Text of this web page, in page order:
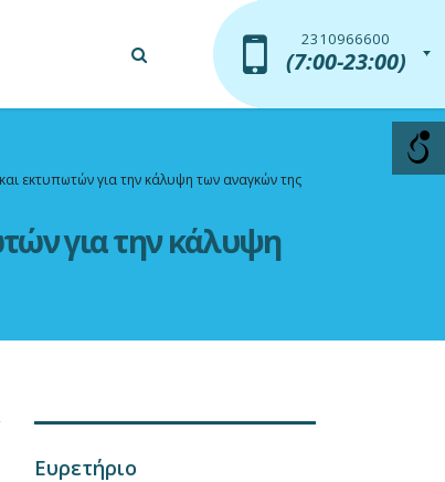
2310966600
(7:00-23:00)
2310966600
(7:00-23:00)
εκτυπωτών για την κάλυψη των αναγκών της
για την κάλυψη
Ευρετήριο